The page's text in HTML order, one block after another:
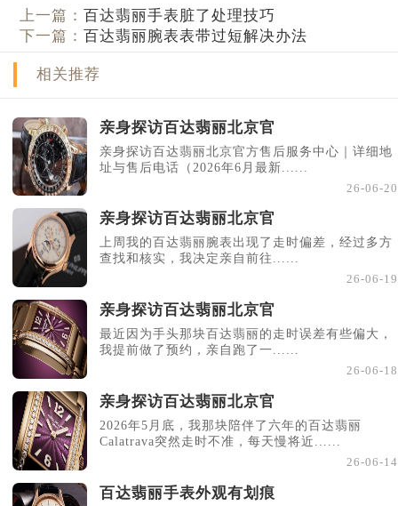
上一篇：百达翡丽手表脏了处理技巧
下一篇：百达翡丽腕表表带过短解决办法
相关推荐
亲身探访百达翡丽北京官
亲身探访百达翡丽北京官方售后服务中心｜详细地
址与售后电话（2026年6月最新......
26-06-20
亲身探访百达翡丽北京官
上周我的百达翡丽腕表出现了走时偏差，经过多方
查找和核实，我决定亲自前往......
26-06-19
亲身探访百达翡丽北京官
最近因为手头那块百达翡丽的走时误差有些偏大，
我提前做了预约，亲自跑了一......
26-06-18
亲身探访百达翡丽北京官
2026年5月底，我那块陪伴了六年的百达翡丽
Calatrava突然走时不准，每天慢将近......
26-06-14
百达翡丽手表外观有划痕